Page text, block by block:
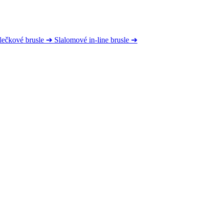
brusle ➔ Slalomové in-line brusle ➔